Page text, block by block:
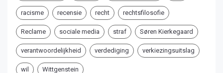
racisme recensie recht rechtsfilosofie
Reclame sociale media straf Søren Kierkegaard
verantwoordelijkheid verdediging verkiezingsuitslag
wil Wittgenstein